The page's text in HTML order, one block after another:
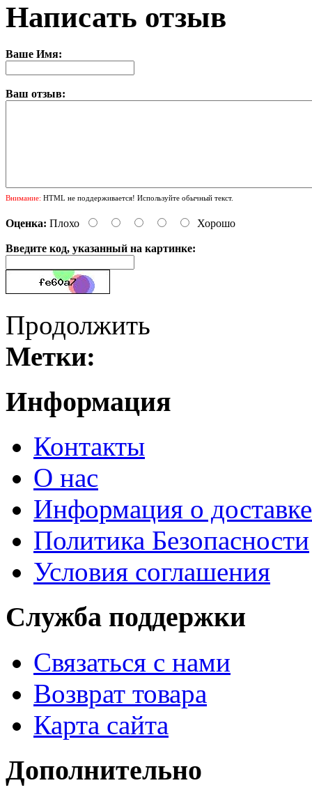
Написать отзыв
Ваше Имя:
Ваш отзыв:
Внимание: HTML не поддерживается! Используйте обычный текст.
Оценка: Плохо Хорошо
Введите код, указанный на картинке:
Продолжить
Метки:
Информация
Контакты
О нас
Информация о доставке
Политика Безопасности
Условия соглашения
Служба поддержки
Связаться с нами
Возврат товара
Карта сайта
Дополнительно